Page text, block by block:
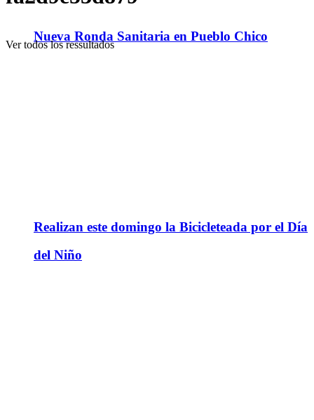
Nueva Ronda Sanitaria en Pueblo Chico
Realizan este domingo la Bicicleteada por el Día
del Niño
Ver todos los ressultados